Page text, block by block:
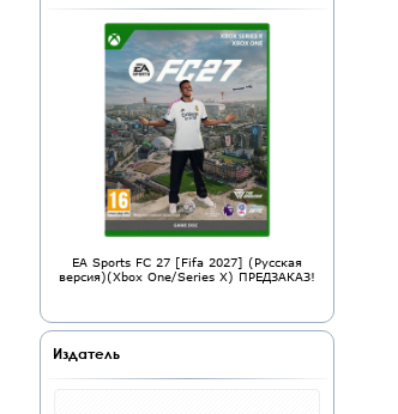
EA Sports FC 27 [Fifa 2027] (Русская
версия)(Xbox One/Series X) ПРЕДЗАКАЗ!
Издатель